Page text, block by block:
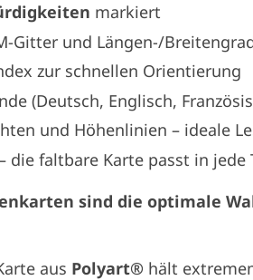
markiert
Gitter und Längen-/
zur schnellen Orientierung
(Deutsch, Englisch,
und Höhenlinien – ideale
die faltbare Karte passt in jede
sind die optimale
aus Polyart® hält